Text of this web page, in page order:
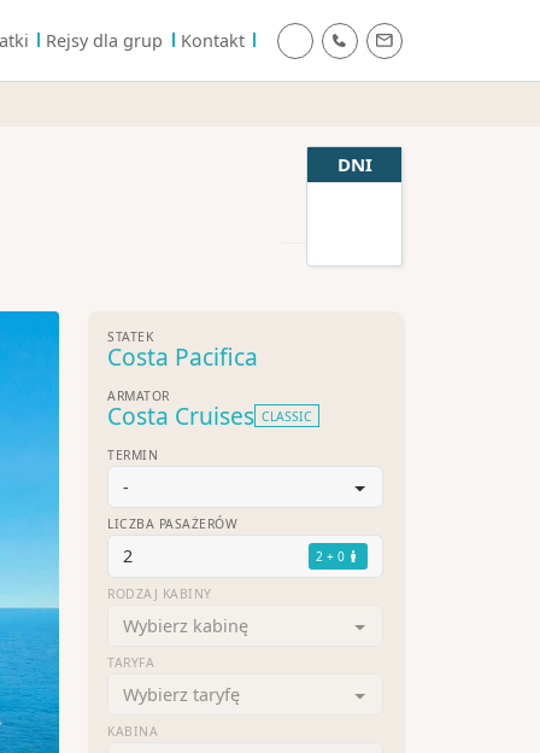
Rejsy dla grup Kontakt
DNI
STATEK
Costa Pacifica
ARMATOR
Costa Cruises CLASSIC
TERMIN
-
LICZBA PASAŻERÓW
2 2 + 0
RODZAJ KABINY
Wybierz kabinę
TARYFA
Wybierz taryfę
KABINA